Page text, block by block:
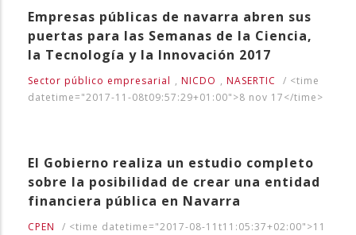
Empresas públicas de navarra abren sus
puertas para las Semanas de la Ciencia,
la Tecnología y la Innovación 2017
Sector público empresarial , NICDO , NASERTIC / <time
datetime="2017-11-08t09:57:29+01:00">8 nov 17</time>
El Gobierno realiza un estudio completo
sobre la posibilidad de crear una entidad
financiera pública en Navarra
CPEN / <time datetime="2017-08-11t11:05:37+02:00">11